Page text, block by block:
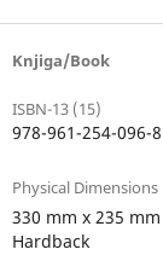
Knjiga/Book
ISBN-13 (15)
978-961-254-096-8
Physical Dimensions
330 mm x 235 mm
Hardback